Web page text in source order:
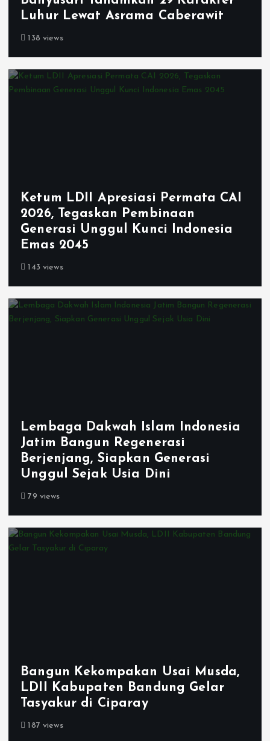
Luhur Lewat Asrama Caberawit
138 views
Ketum LDII Apresiasi Permata CAI
2026, Tegaskan Pembinaan
Generasi Unggul Kunci Indonesia
Emas 2045
143 views
Lembaga Dakwah Islam Indonesia
Jatim Bangun Regenerasi
Berjenjang, Siapkan Generasi
Unggul Sejak Usia Dini
79 views
Bangun Kekompakan Usai Musda,
LDII Kabupaten Bandung Gelar
Tasyakur di Ciparay
187 views